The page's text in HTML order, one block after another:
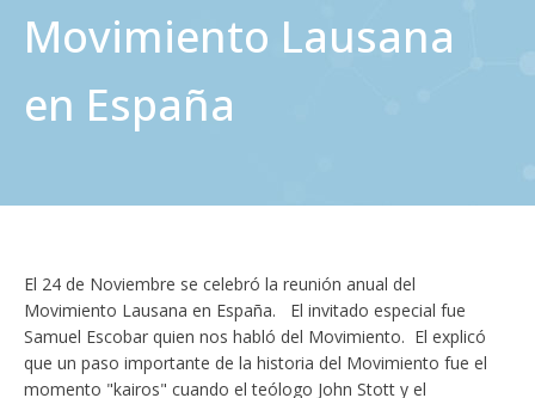
Movimiento Lausana
en España
El 24 de Noviembre se celebró la reunión anual del
Movimiento Lausana en España. El invitado especial fue
Samuel Escobar quien nos habló del Movimiento. El explicó
que un paso importante de la historia del Movimiento fue el
momento "kairos" cuando el teólogo John Stott y el